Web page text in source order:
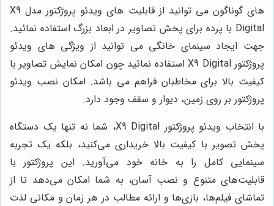
های گوناگون می توانید از قابلیت های ویدئو پروژکتور مدل X9
Digital با پرده برای پخش تصاویر در ابعاد بزرگ استفاده نمائید.
جهت ایجاد سینمای خانگی می توانید از ویژگی های ویدئو
پروژکتور X9 Digital استفاده نمائید چون امکان نمایش تصاویر با
کیفیت بالا برای مخاطبان فراهم می باشد. امکان نصب ویدئو
پروژکتور بر روی زمین، دیوار و سقف وجود دارد.
با انتخاب ویدئو پروژکتور X9 Digital، شما نه تنها یک دستگاه
پخش تصویر با کیفیت بالا خریداری می‌کنید، بلکه یک تجربه
سینمایی کامل را به خانه خود می‌آورید. این پروژکتور با
قابلیت‌های متنوع و نصب آسان، به شما امکان می‌دهد تا از
تماشای فیلم‌ها، بازی‌ها و ارائه مطالب در هر زمان و مکانی لذت